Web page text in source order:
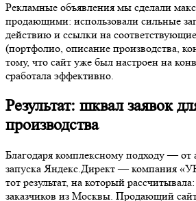
Рекламные объявления мы сделали
продающими: использовали сильные
действию и ссылки на
(портфолио, описание производства,
тому, что сайт уже был настроен на
сработала эффективно.
Результат: шквал заявок
производства
Благодаря комплексному подходу — от
запуска Яндекс.Директ — компания
тот результат, на который
заказчиков из Москвы. Продающий